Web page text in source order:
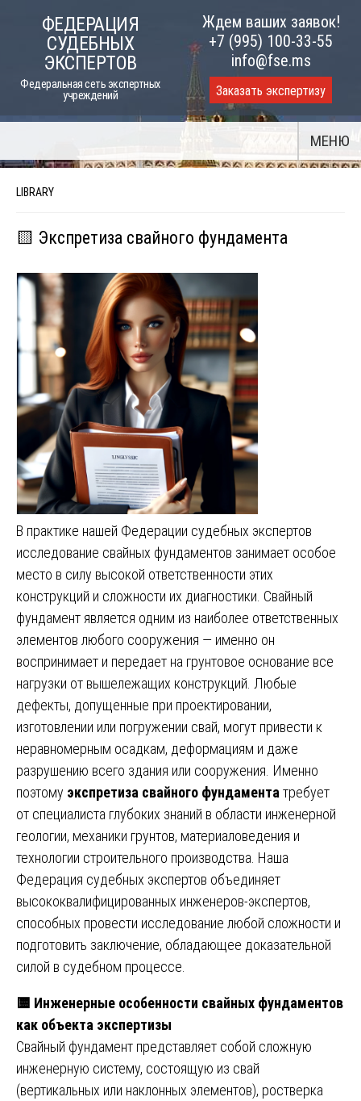
ФЕДЕРАЦИЯ
СУДЕБНЫХ
ЭКСПЕРТОВ
Федеральная сеть экспертных
учреждений
Ждем ваших заявок!
+7 (995) 100-33-55
info@fse.ms
Заказать экспертизу
МЕНЮ
LIBRARY
🟨 Экспретиза свайного фундамента
В практике нашей Федерации судебных экспертов
исследование свайных фундаментов занимает особое
место в силу высокой ответственности этих
конструкций и сложности их диагностики. Свайный
фундамент является одним из наиболее ответственных
элементов любого сооружения — именно он
воспринимает и передает на грунтовое основание все
нагрузки от вышележащих конструкций. Любые
дефекты, допущенные при проектировании,
изготовлении или погружении свай, могут привести к
неравномерным осадкам, деформациям и даже
разрушению всего здания или сооружения. Именно
поэтому экспретиза свайного фундамента требует
от специалиста глубоких знаний в области инженерной
геологии, механики грунтов, материаловедения и
технологии строительного производства. Наша
Федерация судебных экспертов объединяет
высококвалифицированных инженеров-экспертов,
способных провести исследование любой сложности и
подготовить заключение, обладающее доказательной
силой в судебном процессе.
🟨 Инженерные особенности свайных фундаментов
как объекта экспертизы
Свайный фундамент представляет собой сложную
инженерную систему, состоящую из свай
(вертикальных или наклонных элементов), ростверка